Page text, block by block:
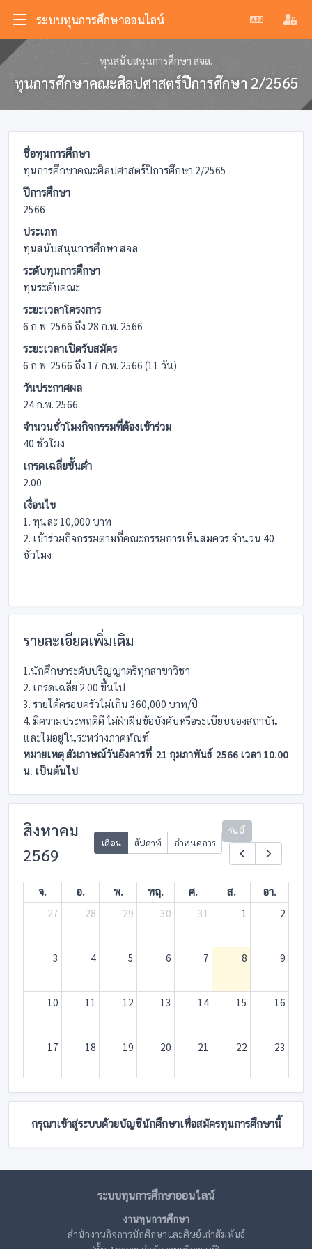
ระบบทุนการศึกษาออนไลน์
ทุนสนับสนุนการศึกษา สจล.
ทุนการศึกษาคณะศิลปศาสตร์ปีการศึกษา 2/2565
ชื่อทุนการศึกษา
ทุนการศึกษาคณะศิลปศาสตร์ปีการศึกษา 2/2565
ปีการศึกษา
2566
ประเภท
ทุนสนับสนุนการศึกษา สจล.
ระดับทุนการศึกษา
ทุนระดับคณะ
ระยะเวลาโครงการ
6 ก.พ. 2566 ถึง 28 ก.พ. 2566
ระยะเวลาเปิดรับสมัคร
6 ก.พ. 2566 ถึง 17 ก.พ. 2566 (11 วัน)
วันประกาศผล
24 ก.พ. 2566
จำนวนชั่วโมงกิจกรรมที่ต้องเข้าร่วม
40 ชั่วโมง
เกรดเฉลี่ยขั้นต่ำ
2.00
เงื่อนไข
1. ทุนละ 10,000 บาท
2. เข้าร่วมกิจกรรมตามที่คณะกรรมการเห็นสมควร จำนวน 40
ชั่วโมง
รายละเอียดเพิ่มเติม
1.นักศึกษาระดับปริญญาตรีทุกสาขาวิชา
2. เกรดเฉลี่ย 2.00 ขึ้นไป
3. รายได้ครอบครัวไม่เกิน 360,000 บาท/ปี
4. มีความประพฤติดี ไม่ฝ่าฝืนข้อบังคับหรือระเบียบของสถาบัน
และไม่อยู่ในระหว่างภาคทัณฑ์
หมายเหตุ สัมภาษณ์วันอังคารที่ 21 กุมภาพันธ์ 2566 เวลา 10.00
น. เป็นต้นไป
สิงหาคม
2569
เดือน สัปดาห์ กำหนดการ
วันนี้
จ. อ. พ. พฤ. ศ. ส.
อา.
27
28 29 30 31 1 2
3 4 5 6 7 8 9
10 11 12 13 14 15 16
17 18 19 20 21 22 23
24 25 26 27 28 29 30
กรุณาเข้าสู่ระบบด้วยบัญชีนักศึกษาเพื่อสมัครทุนการศึกษานี้
ระบบทุนการศึกษาออนไลน์
งานทุนการศึกษา
สำนักงานกิจการนักศึกษาและศิษย์เก่าสัมพันธ์